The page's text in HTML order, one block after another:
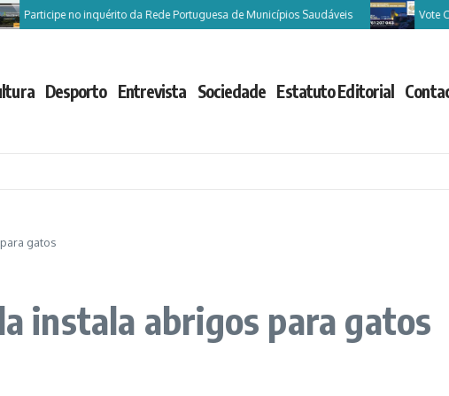
no inquérito da Rede Portuguesa de Municípios Saudáveis Vote
Desporto Entrevista Sociedade Estatuto Editorial
gatos
instala abrigos para gatos